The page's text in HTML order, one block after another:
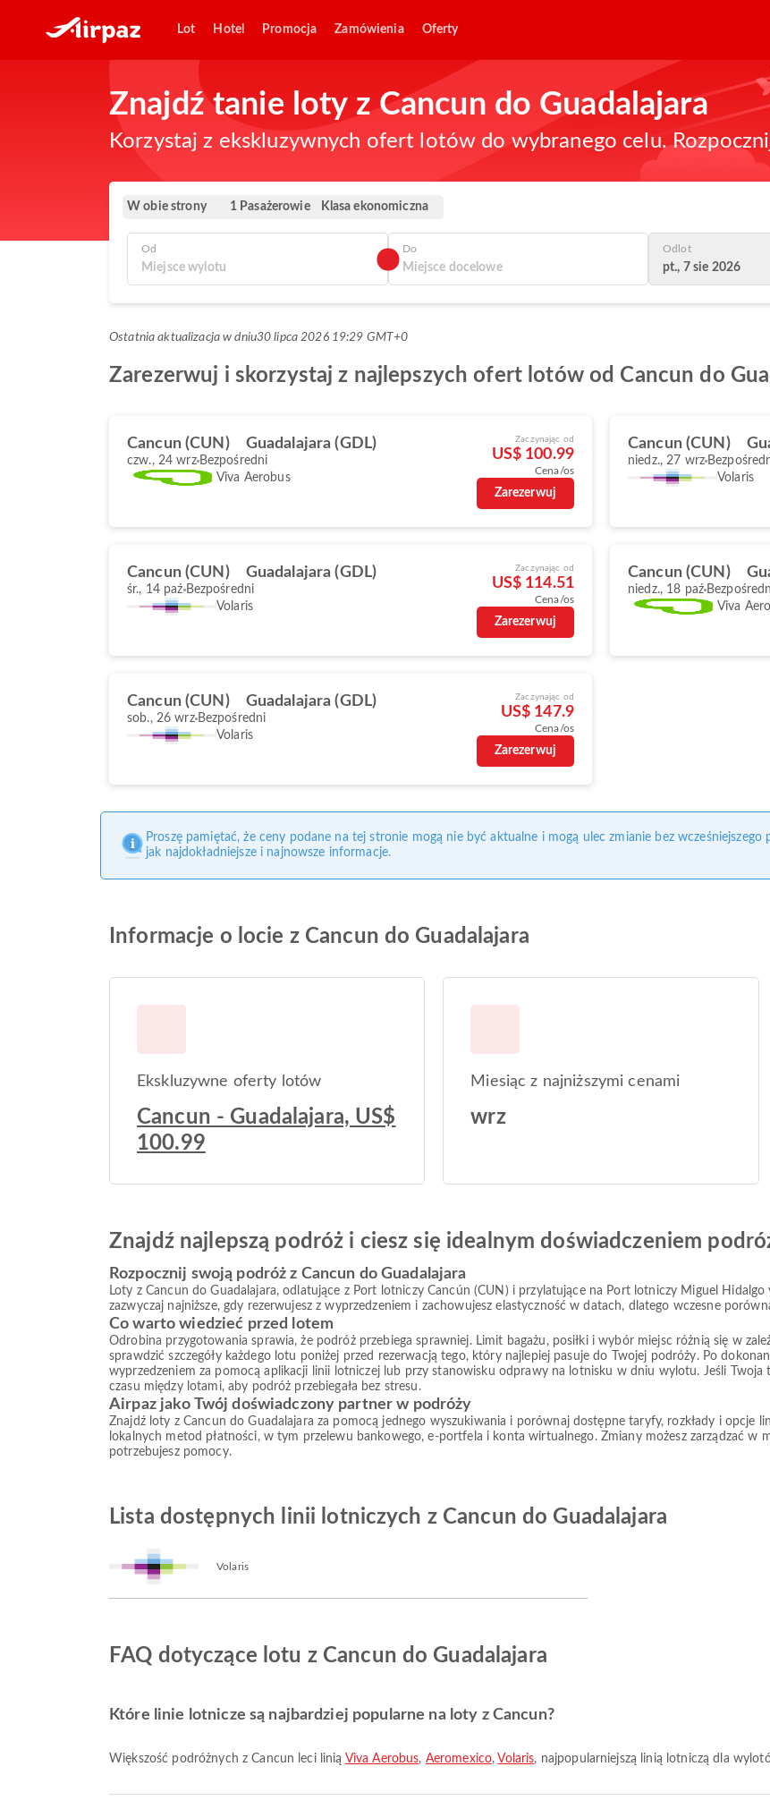
Lot Hotel Promocja Zamówienia Oferty
Znajdź tanie loty z Cancun do Guadalajara
Korzystaj z ekskluzywnych ofert lotów do wybranego celu.
W obie strony 1 Pasażerowie Klasa ekonomiczna
Od Do Odlot
pt., 7 sie 2026
Ostatnia aktualizacja w dniu30 lipca 2026 19:29 GMT+0
Zarezerwuj i skorzystaj z najlepszych ofert lotów od Cancun do
Cancun (CUN) Guadalajara (GDL)
czw., 24 wrz Bezpośredni
Viva Aerobus
Zaczynając od
US$ 100.99
Cena/os
Zarezerwuj
Cancun (CUN)
niedz., 27 wrz
Volaris
Cancun (CUN) Guadalajara (GDL)
śr., 14 paź Bezpośredni
Volaris
Zaczynając od
US$ 114.51
Cena/os
Zarezerwuj
Cancun (CUN)
niedz., 18 paź
Viva
Cancun (CUN) Guadalajara (GDL)
sob., 26 wrz Bezpośredni
Volaris
Zaczynając od
US$ 147.9
Cena/os
Zarezerwuj
Proszę pamiętać, że ceny podane na tej stronie mogą nie być aktualne i mogą ulec zmianie bez wcześniejszego
jak najdokładniejsze i najnowsze informacje.
Informacje o locie z Cancun do Guadalajara
Ekskluzywne oferty lotów
Cancun - Guadalajara, US$
100.99
Miesiąc z najniższymi cenami
wrz
Znajdź najlepszą podróż i ciesz się idealnym doświadczeniem
Rozpocznij swoją podróż z Cancun do Guadalajara
Loty z Cancun do Guadalajara, odlatujące z Port lotniczy Cancún (CUN) i przylatujące na Port lotniczy Miguel
zazwyczaj najniższe, gdy rezerwujesz z wyprzedzeniem i zachowujesz elastyczność w datach, dlatego wczesne
Co warto wiedzieć przed lotem
Odrobina przygotowania sprawia, że podróż przebiega sprawniej. Limit bagażu, posiłki i wybór miejsc różnią się w
sprawdzić szczegóły każdego lotu poniżej przed rezerwacją tego, który najlepiej pasuje do Twojej podróży. Po
wyprzedzeniem za pomocą aplikacji linii lotniczej lub przy stanowisku odprawy na lotnisku w dniu wylotu. Jeśli Twoja
czasu między lotami, aby podróż przebiegała bez stresu.
Airpaz jako Twój doświadczony partner w podróży
Znajdź loty z Cancun do Guadalajara za pomocą jednego wyszukiwania i porównaj dostępne taryfy, rozkłady i opcje
lokalnych metod płatności, w tym przelewu bankowego, e-portfela i konta wirtualnego. Zmiany możesz zarządzać
potrzebujesz pomocy.
Lista dostępnych linii lotniczych z Cancun do Guadalajara
Volaris
FAQ dotyczące lotu z Cancun do Guadalajara
Które linie lotnicze są najbardziej popularne na loty z Cancun?
Większość podróżnych z Cancun leci linią Viva Aerobus, Aeromexico, Volaris, najpopularniejszą linią lotniczą dla